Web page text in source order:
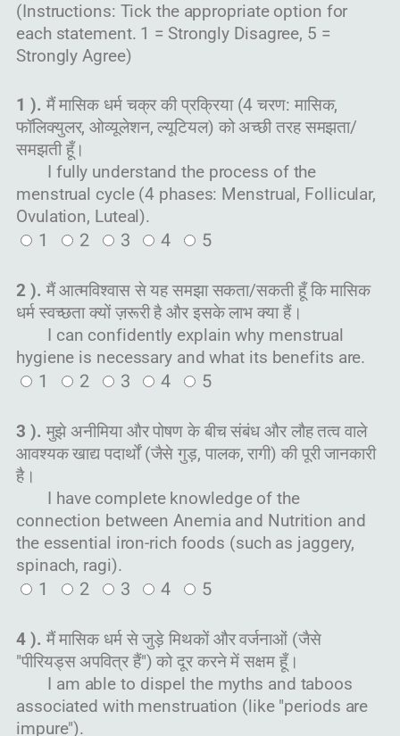
(Instructions: Tick the appropriate option for
each statement. 1 = Strongly Disagree, 5 =
Strongly Agree)
1 ). मैं मासिक धर्म चक्र की प्रक्रिया (4 चरण: मासिक,
फॉलिक्युलर, ओव्यूलेशन, ल्यूटियल) को अच्छी तरह समझता/
समझती हूँ।
I fully understand the process of the
menstrual cycle (4 phases: Menstrual, Follicular,
Ovulation, Luteal).
1 2 3 4 5
2 ). मैं आत्मविश्वास से यह समझा सकता/सकती हूँ कि मासिक
धर्म स्वच्छता क्यों ज़रूरी है और इसके लाभ क्या हैं।
I can confidently explain why menstrual
hygiene is necessary and what its benefits are.
1 2 3 4 5
3 ). मुझे अनीमिया और पोषण के बीच संबंध और लौह तत्व वाले
आवश्यक खाद्य पदार्थों (जैसे गुड़, पालक, रागी) की पूरी जानकारी
है।
I have complete knowledge of the
connection between Anemia and Nutrition and
the essential iron-rich foods (such as jaggery,
spinach, ragi).
1 2 3 4 5
4 ). मैं मासिक धर्म से जुड़े मिथकों और वर्जनाओं (जैसे
"पीरियड्स अपवित्र हैं") को दूर करने में सक्षम हूँ।
I am able to dispel the myths and taboos
associated with menstruation (like "periods are
impure").